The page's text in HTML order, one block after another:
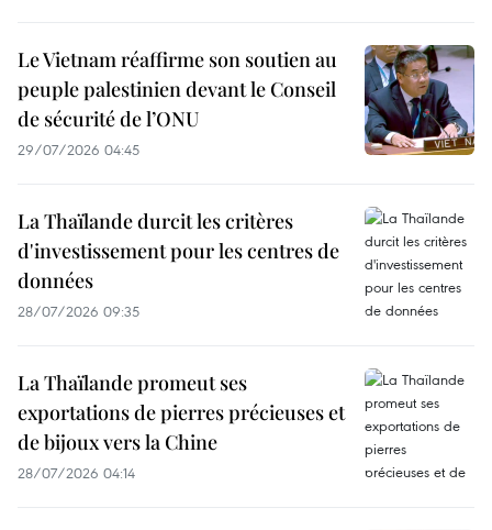
Le Vietnam réaffirme son soutien au
peuple palestinien devant le Conseil
de sécurité de l’ONU
29/07/2026 04:45
La Thaïlande durcit les critères
d'investissement pour les centres de
données
28/07/2026 09:35
La Thaïlande promeut ses
exportations de pierres précieuses et
de bijoux vers la Chine
28/07/2026 04:14